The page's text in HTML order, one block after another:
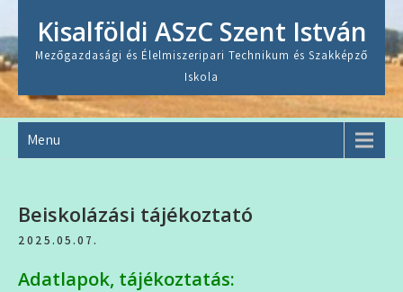
content
Kisalföldi ASzC Szent István
Mezőgazdasági és Élelmiszeripari Technikum és Szakképző
Iskola
Menu
Beiskolázási tájékoztató
2025.05.07.
Adatlapok, tájékoztatás: